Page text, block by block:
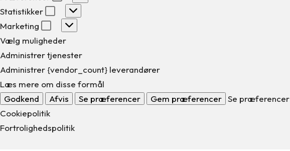
Statistikker Statistikker
Marketing Marketing
Vælg muligheder
Administrer tjenester
Administrer {vendor_count} leverandører
Læs mere om disse formål
Godkend
Afvis Se præferencer Gem præferencer Se præferencer
Cookiepolitik
Fortrolighedspolitik